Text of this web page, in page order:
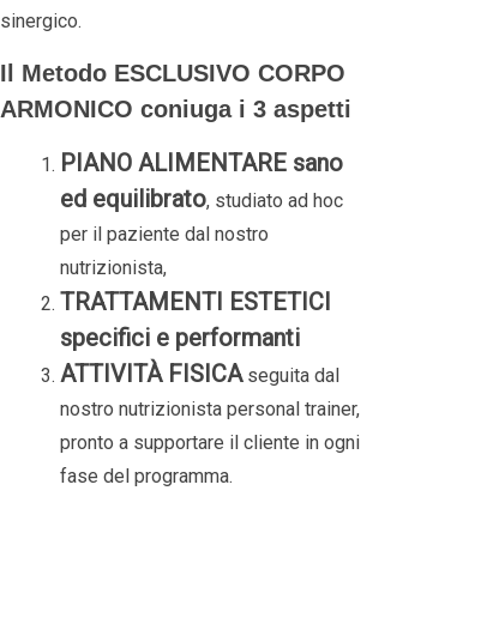
sinergico.
Il Metodo ESCLUSIVO CORPO
ARMONICO coniuga i 3 aspetti
PIANO ALIMENTARE sano
ed equilibrato, studiato ad hoc
per il paziente dal nostro
nutrizionista,
TRATTAMENTI ESTETICI
specifici e performanti
ATTIVITÀ FISICAseguita dal
nostro nutrizionista personal trainer,
pronto a supportare il cliente in ogni
fase del programma.